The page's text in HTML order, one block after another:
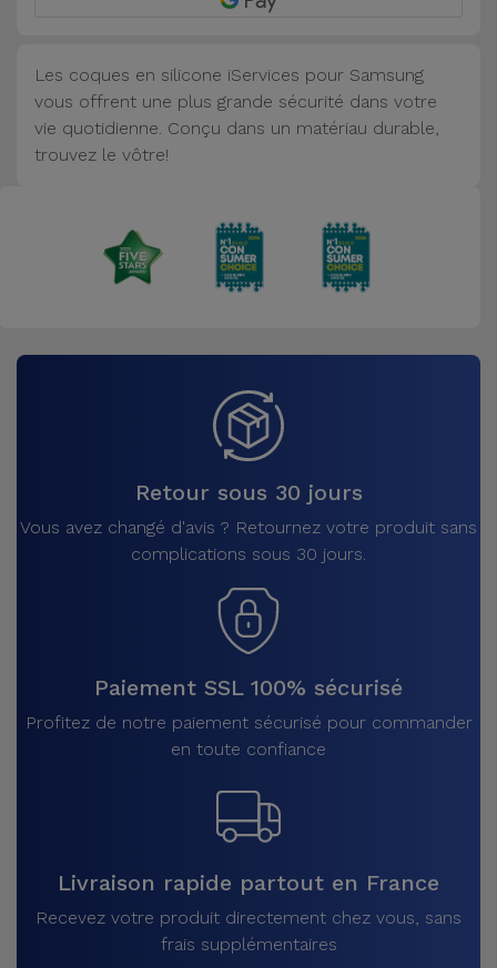
Mobilité,
Auto et
Vélo
Accessoires
Les coques en silicone iServices pour Samsung
vous offrent une plus grande sécurité dans votre
vie quotidienne. Conçu dans un matériau durable,
trouvez le vôtre!
Retour sous 30 jours
Vous avez changé d'avis ? Retournez votre produit sans
complications sous 30 jours.
Paiement SSL 100% sécurisé
Profitez de notre paiement sécurisé pour commander
en toute confiance
Livraison rapide partout en France
Recevez votre produit directement chez vous, sans
frais supplémentaires